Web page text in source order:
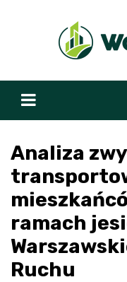
Analiza
ramach
Ruchu